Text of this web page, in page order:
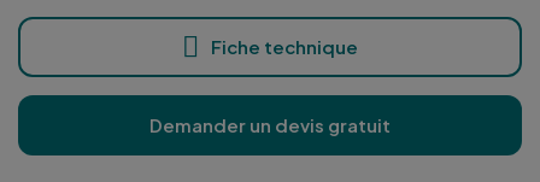
Fiche technique
Demander un devis gratuit